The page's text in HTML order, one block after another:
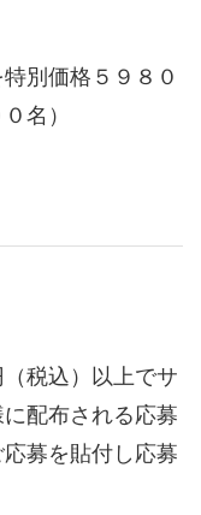
別価格５９８０
名）
税込）以上でサ
配布される応募
募を貼付し応募